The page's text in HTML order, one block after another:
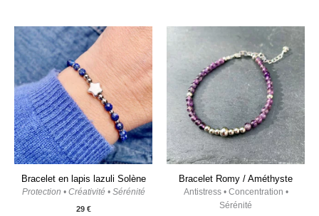
Bracelet en lapis lazuli Solène
Protection • Créativité • Sérénité
29 €
Bracelet Romy / Améthyste
Antistress • Concentration •
Sérénité